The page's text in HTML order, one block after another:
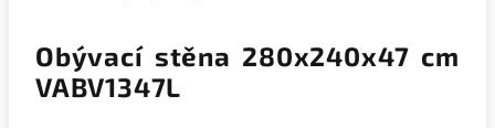
Obývací stěna 280x240x47 cm
VABV1347L